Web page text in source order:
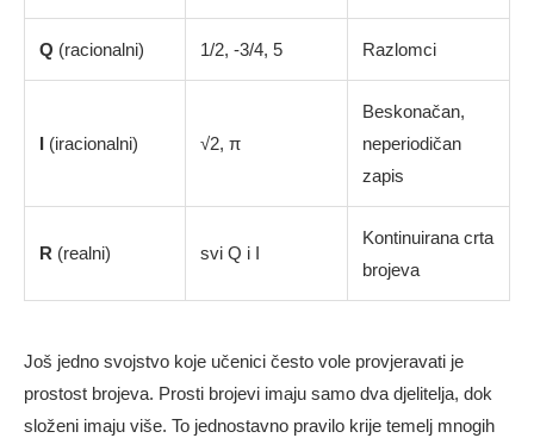
Q (racionalni) 1/2, -3/4, 5 Razlomci
I (iracionalni) √2, π
Beskonačan,
neperiodičan
zapis
R (realni) svi Q i I
Kontinuirana crta
brojeva
Još jedno svojstvo koje učenici često vole provjeravati je
prostost brojeva. Prosti brojevi imaju samo dva djelitelja, dok
složeni imaju više. To jednostavno pravilo krije temelj mnogih